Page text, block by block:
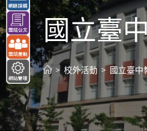
國立臺
> 校外活動 > 國立臺中